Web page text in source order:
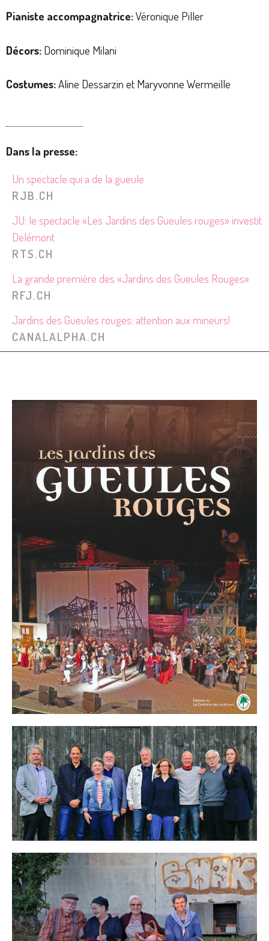
Pianiste accompagnatrice:Véronique Piller
Décors: Dominique Milani
Costumes:Aline Dessarzin et Maryvonne Wermeille
Dans la presse:
Un spectacle qui a de la gueule
RJB.CH
JU: le spectacle «Les Jardins des Gueules rouges» investit
Delémont
RTS.CH
La grande première des «Jardins des Gueules Rouges»
RFJ.CH
Jardins des Gueules rouges: attention aux mineurs!
CANALALPHA.CH